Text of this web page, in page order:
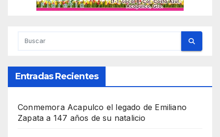
Entradas Recientes
Conmemora Acapulco el legado de Emiliano
Zapata a 147 años de su natalicio